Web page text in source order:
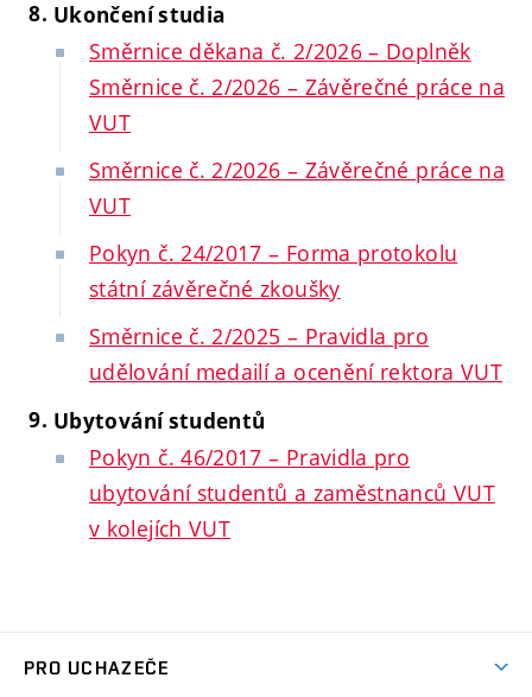
Ukončení studia
Směrnice děkana č. 2/2026 – Doplněk
Směrnice č. 2/2026 – Závěrečné práce na
VUT
Směrnice č. 2/2026 – Závěrečné práce na
VUT
Pokyn č. 24/2017 – Forma protokolu
státní závěrečné zkoušky
Směrnice č. 2/2025 – Pravidla pro
udělování medailí a ocenění rektora VUT
Ubytování studentů
Pokyn č. 46/2017 – Pravidla pro
ubytování studentů a zaměstnanců VUT
v kolejích VUT
PRO UCHAZEČE